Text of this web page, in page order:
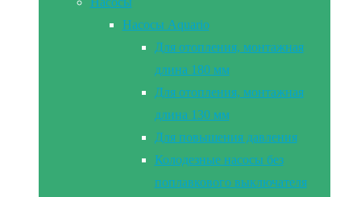
Насосы Aquario
Для отопления, монтажная
длина 180 мм
Для отопления, монтажная
длина 130 мм
Для повышения давления
Колодезные насосы без
поплавкового выключателя